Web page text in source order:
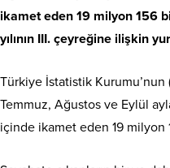
ikamet eden 19 milyon 156
yılının III. çeyreğine ilişkin
Türkiye İstatistik Kurumu’nun
Temmuz, Ağustos ve Eylül
içinde ikamet eden 19 milyon